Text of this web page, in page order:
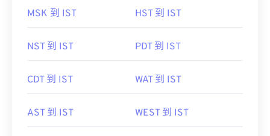
MSK 到 IST HST 到 IST
NST 到 IST PDT 到 IST
CDT 到 IST WAT 到 IST
AST 到 IST WEST 到 IST